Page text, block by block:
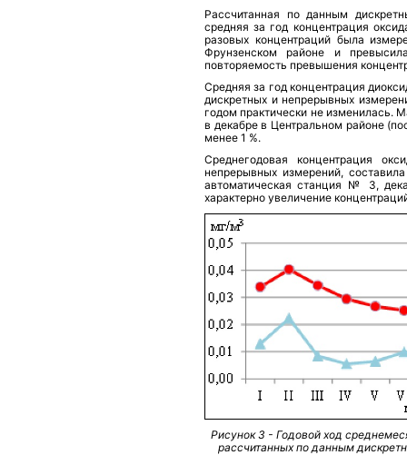
Рассчитанная по данным
средняя за год концентрация
разовых концентраций была
Фрунзенском районе и
повторяемость превышения
Средняя за год концентрация
дискретных и непрерывных
годом практически не изменилась.
в декабре в Центральном районе
менее 1 %.
Среднегодовая концентрация
непрерывных измерений,
автоматическая станция № 3,
характерно увеличение
Рисунок 3 - Годовой ход
рассчитанных по данным